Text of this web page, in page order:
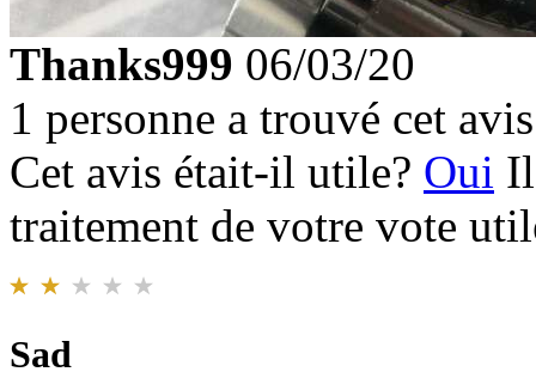
Thanks999 06/03/20
1 personne a trouvé cet
Cet avis était-il utile? Oui
traitement de votre vote
Sad